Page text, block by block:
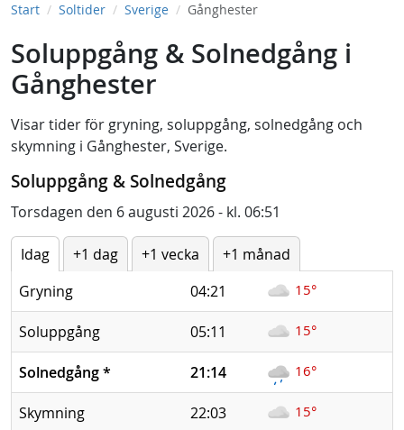
Start Soltider Sverige Gånghester
Soluppgång & Solnedgång i
Gånghester
Visar tider för gryning, soluppgång, solnedgång och
skymning i Gånghester, Sverige.
Soluppgång & Solnedgång
Torsdagen den 6 augusti 2026 - kl. 06:51
Idag +1 dag +1 vecka
+1 månad
Gryning
04:21 15°
Soluppgång 05:11 15°
Solnedgång* 21:14 16°
Skymning 22:03 15°